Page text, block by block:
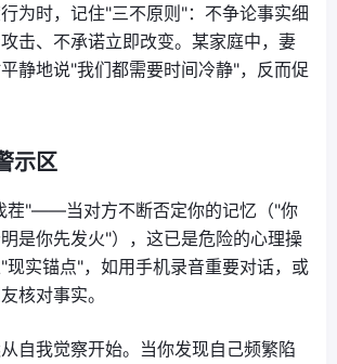
为时，记住"三不原则"：不争论事实细
击、不承诺立即改变。某家庭中，妻
静地说"我们都需要时间冷静"，反而促
示区
茬"——当对方不断否定你的记忆（"你
是你先发火"），这已是危险的心理操
现实锚点"，如用手机录音重要对话，或
核对事实。
自我觉察开始。当你发现自己频繁陷